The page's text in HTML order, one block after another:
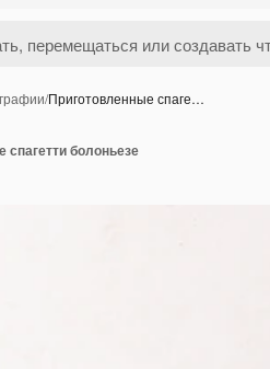
/Приготовленные спаге…
спагетти болоньезе